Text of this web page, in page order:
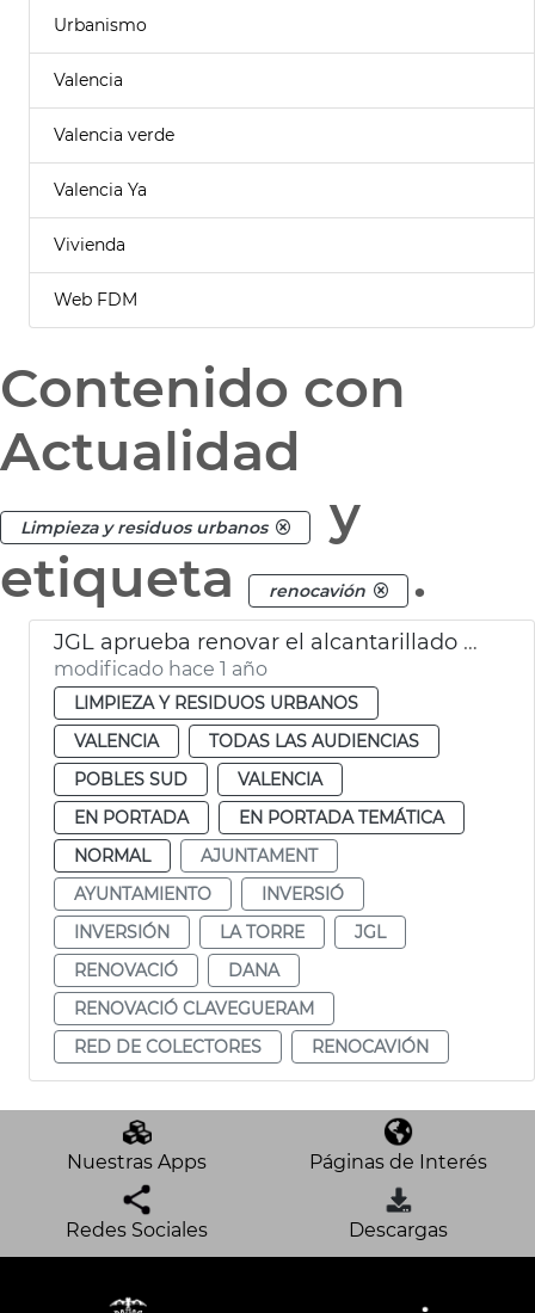
Urbanismo
Valencia
Valencia verde
Valencia Ya
Vivienda
Web FDM
Contenido con
Actualidad
Limpieza y residuos urbanos
y
etiqueta
renocavión .
JGL aprueba renovar el alcantarillado de La Torre
modificado hace 1 año
LIMPIEZA Y RESIDUOS URBANOS
VALENCIA
TODAS LAS AUDIENCIAS
POBLES SUD
VALENCIA
EN PORTADA
EN PORTADA TEMÁTICA
NORMAL
AJUNTAMENT
AYUNTAMIENTO
INVERSIÓ
INVERSIÓN
LA TORRE
JGL
RENOVACIÓ
DANA
RENOVACIÓ CLAVEGUERAM
RED DE COLECTORES
RENOCAVIÓN
Nuestras Apps Páginas de Interés
Redes Sociales Descargas